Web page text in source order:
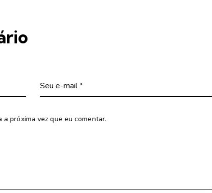
próxima vez que eu comentar.